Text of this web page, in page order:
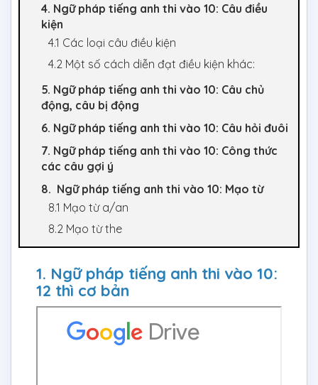
4. Ngữ pháp tiếng anh thi vào 10: Câu điều
kiện
4.1 Các loại câu điều kiện
4.2 Một số cách diễn đạt điều kiện khác:
5. Ngữ pháp tiếng anh thi vào 10: Câu chủ
động, câu bị động
6. Ngữ pháp tiếng anh thi vào 10: Câu hỏi đuôi
7. Ngữ pháp tiếng anh thi vào 10: Công thức
các câu gợi ý
8. Ngữ pháp tiếng anh thi vào 10: Mạo từ
8.1 Mạo từ a/an
8.2 Mạo từ the
1. Ngữ pháp tiếng anh thi vào 10:
12 thì cơ bản